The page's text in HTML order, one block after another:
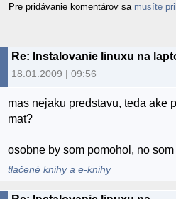
Pre pridávanie komentárov sa musíte
Re: Instalovanie linuxu na
18.01.2009 | 09:56
mas nejaku predstavu, teda ake
mat?
osobne by som pomohol, no
tlačené knihy a e-knihy